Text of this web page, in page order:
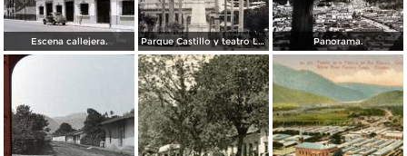
Escena callejera. Parque Castillo y teatro Llave. Panorama.